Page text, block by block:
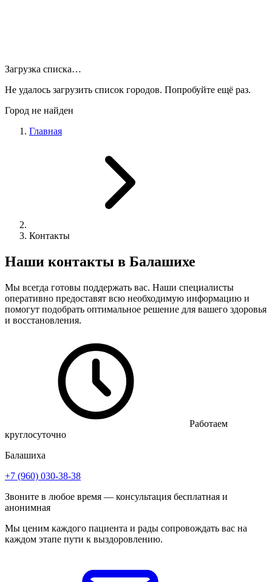
Загрузка списка…
Не удалось загрузить список городов. Попробуйте ещё раз.
Город не найден
Главная
Контакты
Наши контакты в Балашихе
Мы всегда готовы поддержать вас. Наши специалисты
оперативно предоставят всю необходимую информацию и
помогут подобрать оптимальное решение для вашего здоровья
и восстановления.
Работаем
круглосуточно
Балашиха
+7 (960) 030-38-38
Звоните в любое время — консультация бесплатная и
анонимная
Мы ценим каждого пациента и рады сопровождать вас на
каждом этапе пути к выздоровлению.